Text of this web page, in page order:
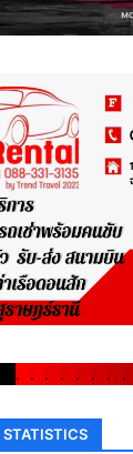
. . . . . . . .